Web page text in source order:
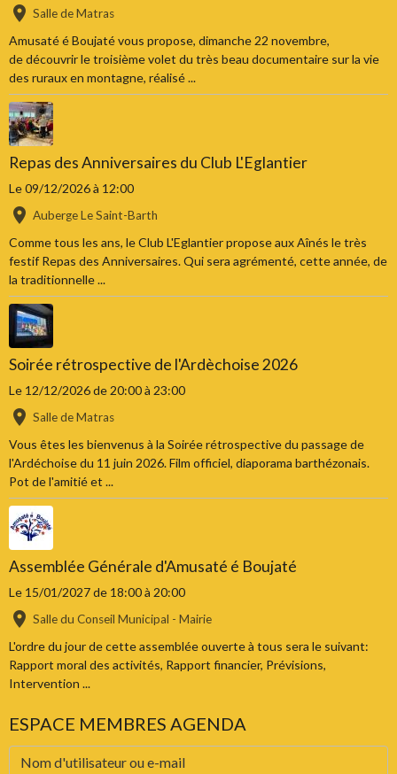
Salle de Matras
Amusaté é Boujaté vous propose, dimanche 22 novembre,
de découvrir le troisième volet du très beau documentaire sur la vie
des ruraux en montagne, réalisé ...
Repas des Anniversaires du Club L'Eglantier
Le 09/12/2026à 12:00
Auberge Le Saint-Barth
Comme tous les ans, le Club L'Eglantier propose aux Aînés le très
festif Repas des Anniversaires. Qui sera agrémenté, cette année, de
la traditionnelle ...
Soirée rétrospective de l'Ardèchoise 2026
Le 12/12/2026de 20:00à 23:00
Salle de Matras
Vous êtes les bienvenus à la Soirée rétrospective du passage de
l'Ardéchoise du 11 juin 2026. Film officiel, diaporama barthézonais.
Pot de l'amitié et ...
Assemblée Générale d'Amusaté é Boujaté
Le 15/01/2027de 18:00à 20:00
Salle du Conseil Municipal - Mairie
L'ordre du jour de cette assemblée ouverte à tous sera le suivant:
Rapport moral des activités, Rapport financier, Prévisions,
Intervention ...
ESPACE MEMBRES AGENDA